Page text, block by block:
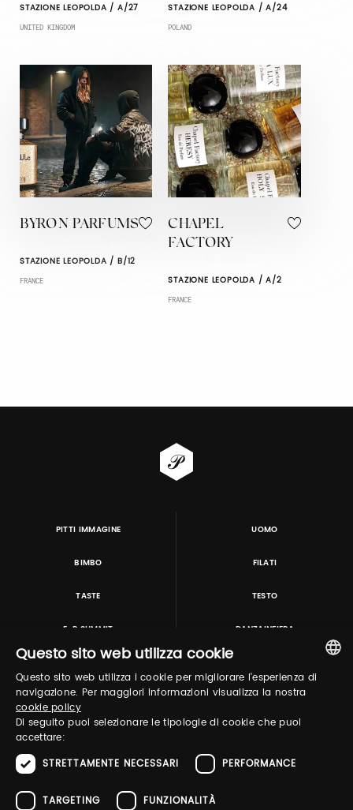
STAZIONE LEOPOLDA / A/27
UNITED KINGDOM
STAZIONE LEOPOLDA / A/24
POLAND
BYRON PARFUMS
STAZIONE LEOPOLDA / B/12
FRANCE
CHAPEL
FACTORY
STAZIONE LEOPOLDA / A/2
FRANCE
PITTI IMMAGINE UOMO
BIMBO FILATI
TASTE TESTO
E-P SUMMIT DANZAINFIERA
TUTORING & CONSULTING
ITALIAN
Questo sito web utilizza cookie
Questo sito web utilizza i cookie per migliorare l'esperienza di
navigazione. Per maggiori informazioni visualizza la nostra
cookie policy
Di seguito puoi selezionare le tipologie di cookie che puoi
accettare:
STRETTAMENTE NECESSARI
PERFORMANCE
TARGETING FUNZIONALITÀ